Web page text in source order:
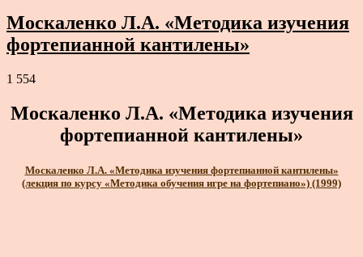
Москаленко Л.А. «Методика изучения
фортепианной кантилены»
1 554
Москаленко Л.А. «Методика изучения
фортепианной кантилены»
Москаленко Л.А. «Методика изучения фортепианной кантилены»
(лекция по курсу «Методика обучения игре на фортепиано») (1999)